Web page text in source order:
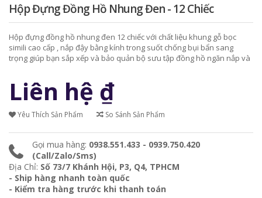
Hộp Đựng Đồng Hồ Nhung Đen - 12 Chiếc
Hộp đựng đồng hồ nhung đen 12 chiếc với chất liệu khung gỗ bọc
simili cao cấp , nắp đậy bằng kính trong suốt chống bụi bẩn sang
trọng giúp bạn sắp xếp và bảo quản bộ sưu tập đồng hồ ngăn nắp và
Liên hệ ₫
Yêu Thích Sản Phẩm So Sánh Sản Phẩm
Gọi mua hàng: 0938.551.433 - 0939.750.420
(Call/Zalo/Sms)
Địa Chỉ: Số 73/7 Khánh Hội, P3, Q4, TPHCM
- Ship hàng nhanh toàn quốc
- Kiểm tra hàng trước khi thanh toán